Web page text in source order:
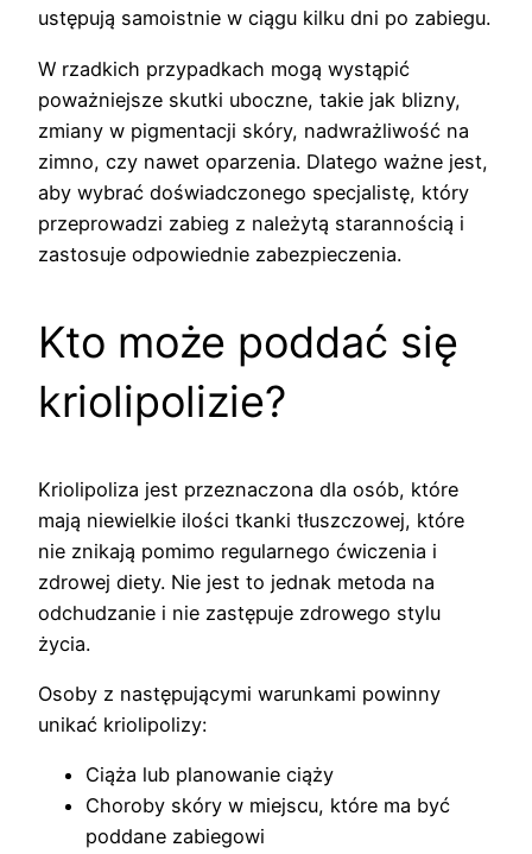
ustępują samoistnie w ciągu kilku dni po zabiegu.
W rzadkich przypadkach mogą wystąpić
poważniejsze skutki uboczne, takie jak blizny,
zmiany w pigmentacji skóry, nadwrażliwość na
zimno, czy nawet oparzenia. Dlatego ważne jest,
aby wybrać doświadczonego specjalistę, który
przeprowadzi zabieg z należytą starannością i
zastosuje odpowiednie zabezpieczenia.
Kto może poddać się
kriolipolizie?
Kriolipoliza jest przeznaczona dla osób, które
mają niewielkie ilości tkanki tłuszczowej, które
nie znikają pomimo regularnego ćwiczenia i
zdrowej diety. Nie jest to jednak metoda na
odchudzanie i nie zastępuje zdrowego stylu
życia.
Osoby z następującymi warunkami powinny
unikać kriolipolizy:
Ciąża lub planowanie ciąży
Choroby skóry w miejscu, które ma być
poddane zabiegowi